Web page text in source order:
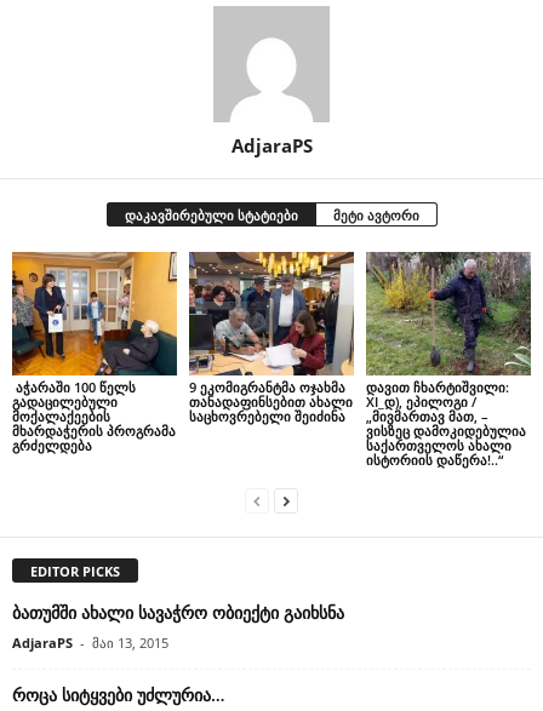
AdjaraPS
დაკავშირებული სტატიები მეტი ავტორი
აჭარაში 100 წელს
გადაცილებული
მოქალაქეების
მხარდაჭერის პროგრამა
გრძელდება
9 ეკომიგრანტმა ოჯახმა
თანადაფინსებით ახალი
საცხოვრებელი შეიძინა
დავით ჩხარტიშვილი:
XI_დ), ეპილოგი /
„მივმართავ მათ, –
ვისზეც დამოკიდებულია
საქართველოს ახალი
ისტორიის დაწერა!..“
EDITOR PICKS
ბათუმში ახალი სავაჭრო ობიექტი გაიხსნა
AdjaraPS - მაი 13, 2015
როცა სიტყვები უძლურია…